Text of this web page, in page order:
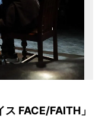
FACE/FAITH」